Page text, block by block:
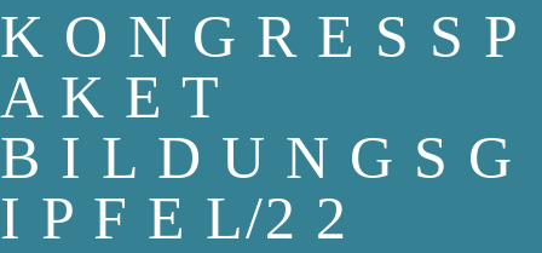
K O N G R E S S P
A K E T
B I L D U N G S G
I P F E L/2 2